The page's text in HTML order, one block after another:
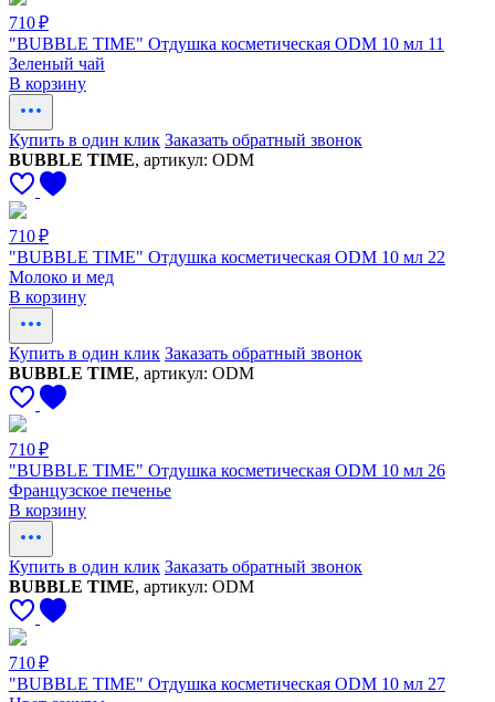
710 ₽
"BUBBLE TIME" Отдушка косметическая ODM 10 мл 11
Зеленый чай
В корзину
Купить в один клик Заказать обратный звонок
BUBBLE TIME, артикул: ODM
710 ₽
"BUBBLE TIME" Отдушка косметическая ODM 10 мл 22
Молоко и мед
В корзину
Купить в один клик Заказать обратный звонок
BUBBLE TIME, артикул: ODM
710 ₽
"BUBBLE TIME" Отдушка косметическая ODM 10 мл 26
Французское печенье
В корзину
Купить в один клик Заказать обратный звонок
BUBBLE TIME, артикул: ODM
710 ₽
"BUBBLE TIME" Отдушка косметическая ODM 10 мл 27